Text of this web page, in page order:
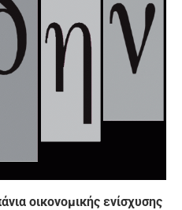
οικονομικής ενίσχυσης